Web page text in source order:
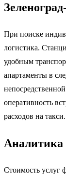
При поиске
логистика.
удобным
апартаменты в
оперативность
расходов на такси.
Аналитика
Стоимость услуг